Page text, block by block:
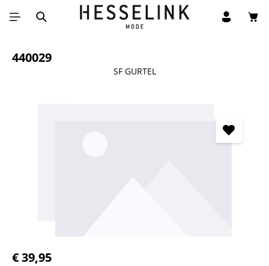
Ga naar de hoofdinhoud
440029
SF GURTEL
Normale prijs:
€ 39,95